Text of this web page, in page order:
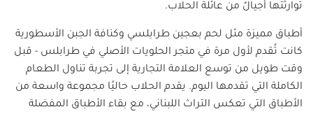
توارثتها أجيالٌ من عائلة الحلاب.
أطباق مميزة مثل لحم بعجين طرابلسي وكنافة الجبن الأسطورية
كانت تُقدم لأول مرة في متجر الحلويات الأصلي في طرابلس - قبل
وقت طويل من توسع العلامة التجارية إلى تجربة تناول الطعام
الكاملة التي تقدمها اليوم. يقدم الحلاب حاليًا مجموعة واسعة من
الأطباق التي تعكس التراث اللبناني، مع بقاء الأطباق المفضلة